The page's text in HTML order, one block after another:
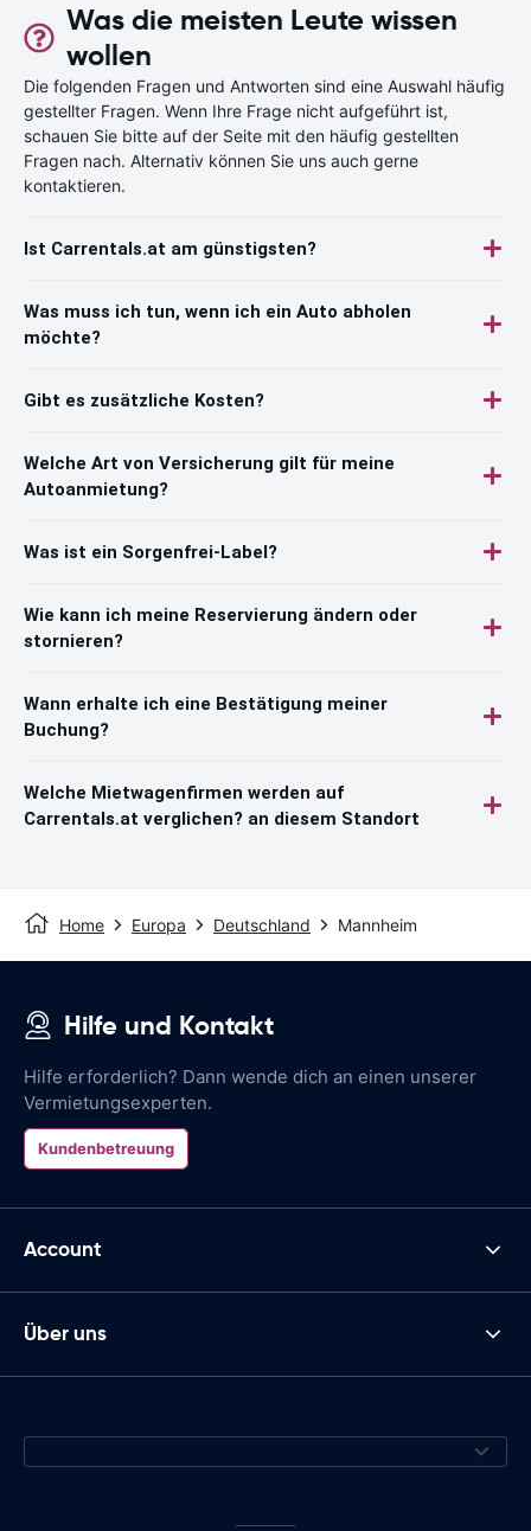
Was die meisten Leute wissen
wollen
Die folgenden Fragen und Antworten sind eine Auswahl häufig
gestellter Fragen. Wenn Ihre Frage nicht aufgeführt ist,
schauen Sie bitte auf der Seite mit den häufig gestellten
Fragen nach. Alternativ können Sie uns auch gerne
kontaktieren.
Ist Carrentals.at am günstigsten?
Was muss ich tun, wenn ich ein Auto abholen
möchte?
Gibt es zusätzliche Kosten?
Welche Art von Versicherung gilt für meine
Autoanmietung?
Was ist ein Sorgenfrei-Label?
Wie kann ich meine Reservierung ändern oder
stornieren?
Wann erhalte ich eine Bestätigung meiner
Buchung?
Welche Mietwagenfirmen werden auf
Carrentals.at verglichen? an diesem Standort
Home Europa Deutschland Mannheim
Hilfe und Kontakt
Hilfe erforderlich? Dann wende dich an einen unserer
Vermietungsexperten.
Kundenbetreuung
Account
Über uns